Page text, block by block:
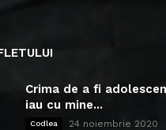
Crima de a fi
iau cu mine...
Codlea 24 noiembrie 2020